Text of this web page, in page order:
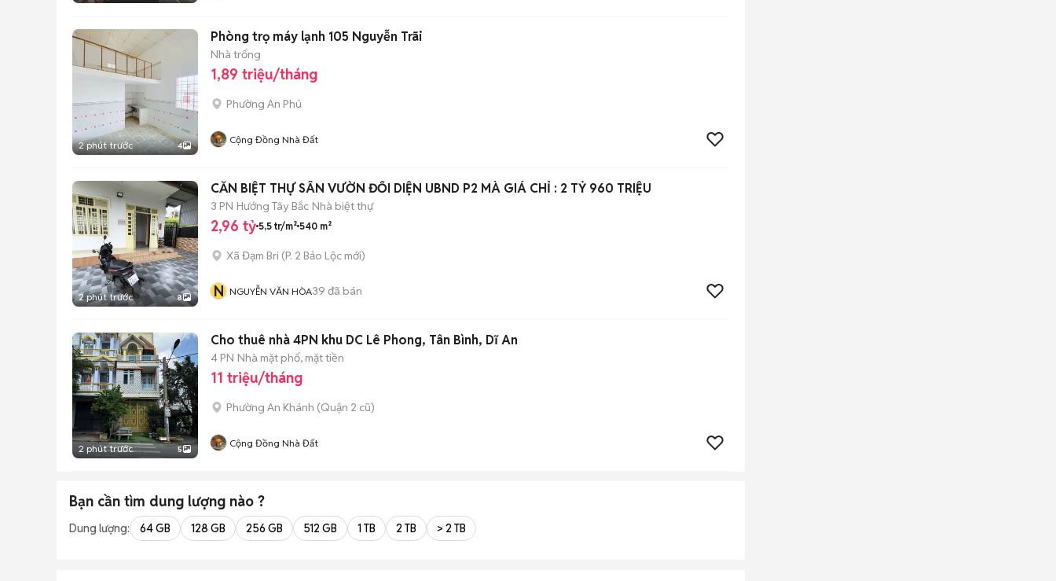
2 phút trước 4
Phòng trọ máy lạnh 105 Nguyễn Trãi
Nhà trống
1,89 triệu/tháng
Phường An Phú
Cộng Đồng Nhà Đất
2 phút trước 8
CĂN BIỆT THỰ SÂN VƯỜN ĐỐI DIỆN UBND P2 MÀ GIÁ CHỈ : 2 TỶ 960 TRIỆU
3 PN Hướng Tây Bắc Nhà biệt thự
2,96 tỷ 5,5 tr/m² 540 m²
Xã Đạm Bri (P. 2 Bảo Lộc mới)
N NGUYỄN VĂN HÒA39 đã bán
2 phút trước 5
Cho thuê nhà 4PN khu DC Lê Phong, Tân Bình, Dĩ An
4 PN Nhà mặt phố, mặt tiền
11 triệu/tháng
Phường An Khánh (Quận 2 cũ)
Cộng Đồng Nhà Đất
Bạn cần tìm dung lượng nào ?
Dung lượng: 64 GB 128 GB 256 GB 512 GB 1 TB 2 TB > 2 TB